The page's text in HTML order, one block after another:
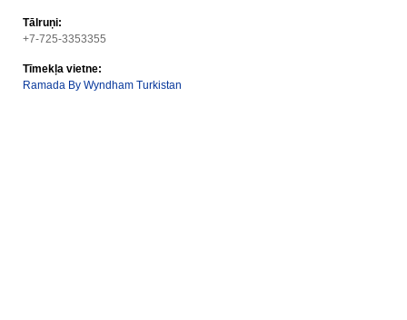
Tālruņi:
+7-725-3353355
Tīmekļa vietne:
Ramada By Wyndham Turkistan